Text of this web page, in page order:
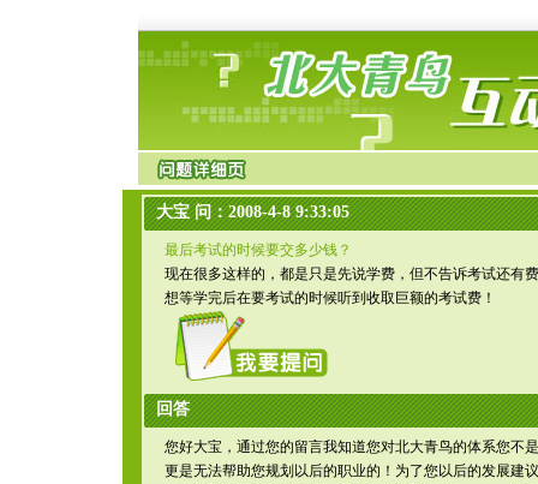
大宝 问：2008-4-8 9:33:05
最后考试的时候要交多少钱？
现在很多这样的，都是只是先说学费，但不告诉考试还有
想等学完后在要考试的时候听到收取巨额的考试费！
回答
您好大宝，通过您的留言我知道您对北大青鸟的体系您不
更是无法帮助您规划以后的职业的！为了您以后的发展建